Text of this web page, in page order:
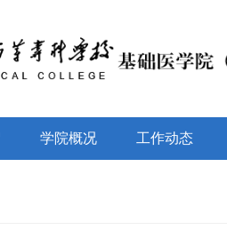
学院概况 工作动态